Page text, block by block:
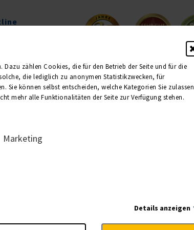
Kataloge Service
zählen Cookies, die für den Betrieb der Seite und für die
die lediglich zu anonymen Statistikzwecken, für
können selbst entscheiden, welche Kategorien Sie zulassen
mehr alle Funktionalitäten der Seite zur Verfügung stehen.
Marketing
Details anzeigen